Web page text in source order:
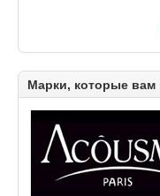
Марки, которые вам